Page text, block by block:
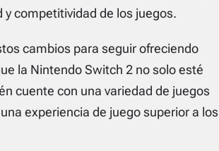
competitividad de los juegos.
cambios para seguir ofreciendo
la Nintendo Switch 2 no solo esté
cuente con una variedad de juegos
experiencia de juego superior a los